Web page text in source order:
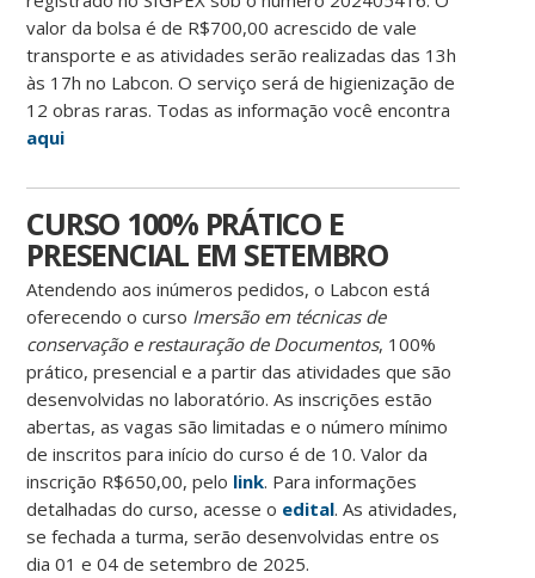
valor da bolsa é de R$700,00 acrescido de vale
transporte e as atividades serão realizadas das 13h
às 17h no Labcon. O serviço será de higienização de
12 obras raras. Todas as informação você encontra
aqui
CURSO 100% PRÁTICO E
PRESENCIAL EM SETEMBRO
Atendendo aos inúmeros pedidos, o Labcon está
oferecendo o curso Imersão em técnicas de
conservação e restauração de Documentos, 100%
prático, presencial e a partir das atividades que são
desenvolvidas no laboratório. As inscrições estão
abertas, as vagas são limitadas e o número mínimo
de inscritos para início do curso é de 10. Valor da
inscrição R$650,00, pelo link. Para informações
detalhadas do curso, acesse o edital. As atividades,
se fechada a turma, serão desenvolvidas entre os
dia 01 e 04 de setembro de 2025.